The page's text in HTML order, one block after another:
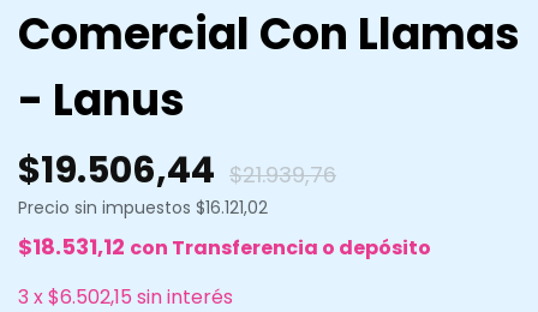
Comercial Con Llamas
- Lanus
$19.506,44 $21.939,76
Precio sin impuestos $16.121,02
$18.531,12 con Transferencia o depósito
3 x$6.502,15 sin interés